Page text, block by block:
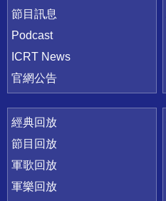
節目訊息
Podcast
ICRT News
官網公告
經典回放
節目回放
軍歌回放
軍樂回放